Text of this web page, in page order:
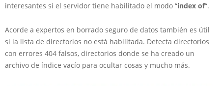
interesantes si el servidor tiene habilitado el modo “index of“.
Acorde a expertos en borrado seguro de datos también es útil
si la lista de directorios no está habilitada. Detecta directorios
con errores 404 falsos, directorios donde se ha creado un
archivo de índice vacío para ocultar cosas y mucho más.